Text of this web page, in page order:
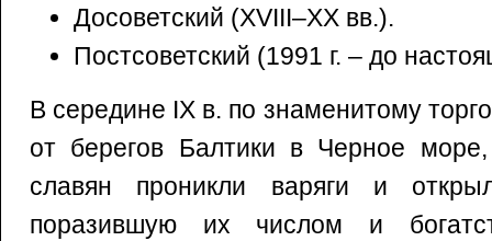
Досоветский (XVIII–XX вв.).
Постсоветский (1991 г. – до
В середине IX в. по знаменитому
от берегов Балтики в Черное
славян проникли варяги и
поразившую их числом и